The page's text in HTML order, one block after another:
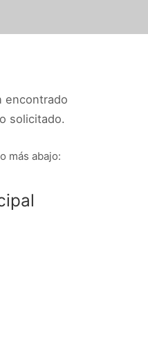
encontrado
solicitado.
más abajo: